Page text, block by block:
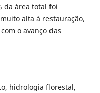
da área total foi
alta à restauração,
o avanço das
hidrologia florestal,